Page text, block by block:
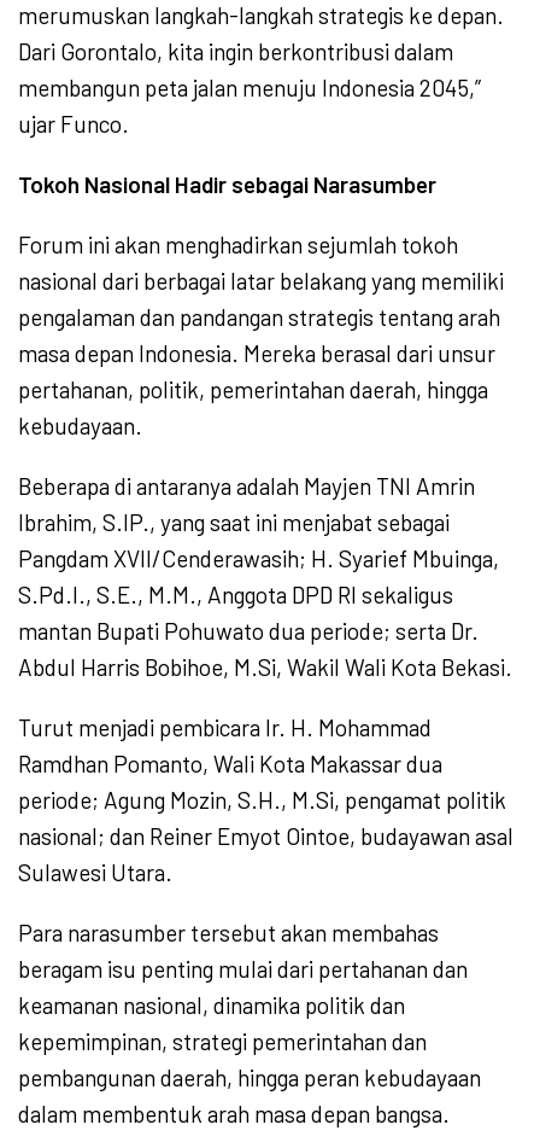
merumuskan langkah-langkah strategis ke depan.
Dari Gorontalo, kita ingin berkontribusi dalam
membangun peta jalan menuju Indonesia 2045,”
ujar Funco.
Tokoh Nasional Hadir sebagai Narasumber
Forum ini akan menghadirkan sejumlah tokoh
nasional dari berbagai latar belakang yang memiliki
pengalaman dan pandangan strategis tentang arah
masa depan Indonesia. Mereka berasal dari unsur
pertahanan, politik, pemerintahan daerah, hingga
kebudayaan.
Beberapa di antaranya adalah Mayjen TNI Amrin
Ibrahim, S.IP., yang saat ini menjabat sebagai
Pangdam XVII/Cenderawasih; H. Syarief Mbuinga,
S.Pd.I., S.E., M.M., Anggota DPD RI sekaligus
mantan Bupati Pohuwato dua periode; serta Dr.
Abdul Harris Bobihoe, M.Si, Wakil Wali Kota Bekasi.
Turut menjadi pembicara Ir. H. Mohammad
Ramdhan Pomanto, Wali Kota Makassar dua
periode; Agung Mozin, S.H., M.Si, pengamat politik
nasional; dan Reiner Emyot Ointoe, budayawan asal
Sulawesi Utara.
Para narasumber tersebut akan membahas
beragam isu penting mulai dari pertahanan dan
keamanan nasional, dinamika politik dan
kepemimpinan, strategi pemerintahan dan
pembangunan daerah, hingga peran kebudayaan
dalam membentuk arah masa depan bangsa.